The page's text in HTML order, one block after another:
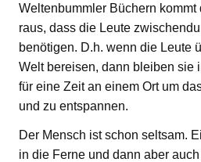
Weltenbummler Büchern
raus, dass die Leute
benötigen. D.h. wenn die Leute
Welt bereisen, dann bleiben sie
für eine Zeit an einem Ort um
und zu entspannen.
Der Mensch ist schon seltsam.
in die Ferne und dann aber